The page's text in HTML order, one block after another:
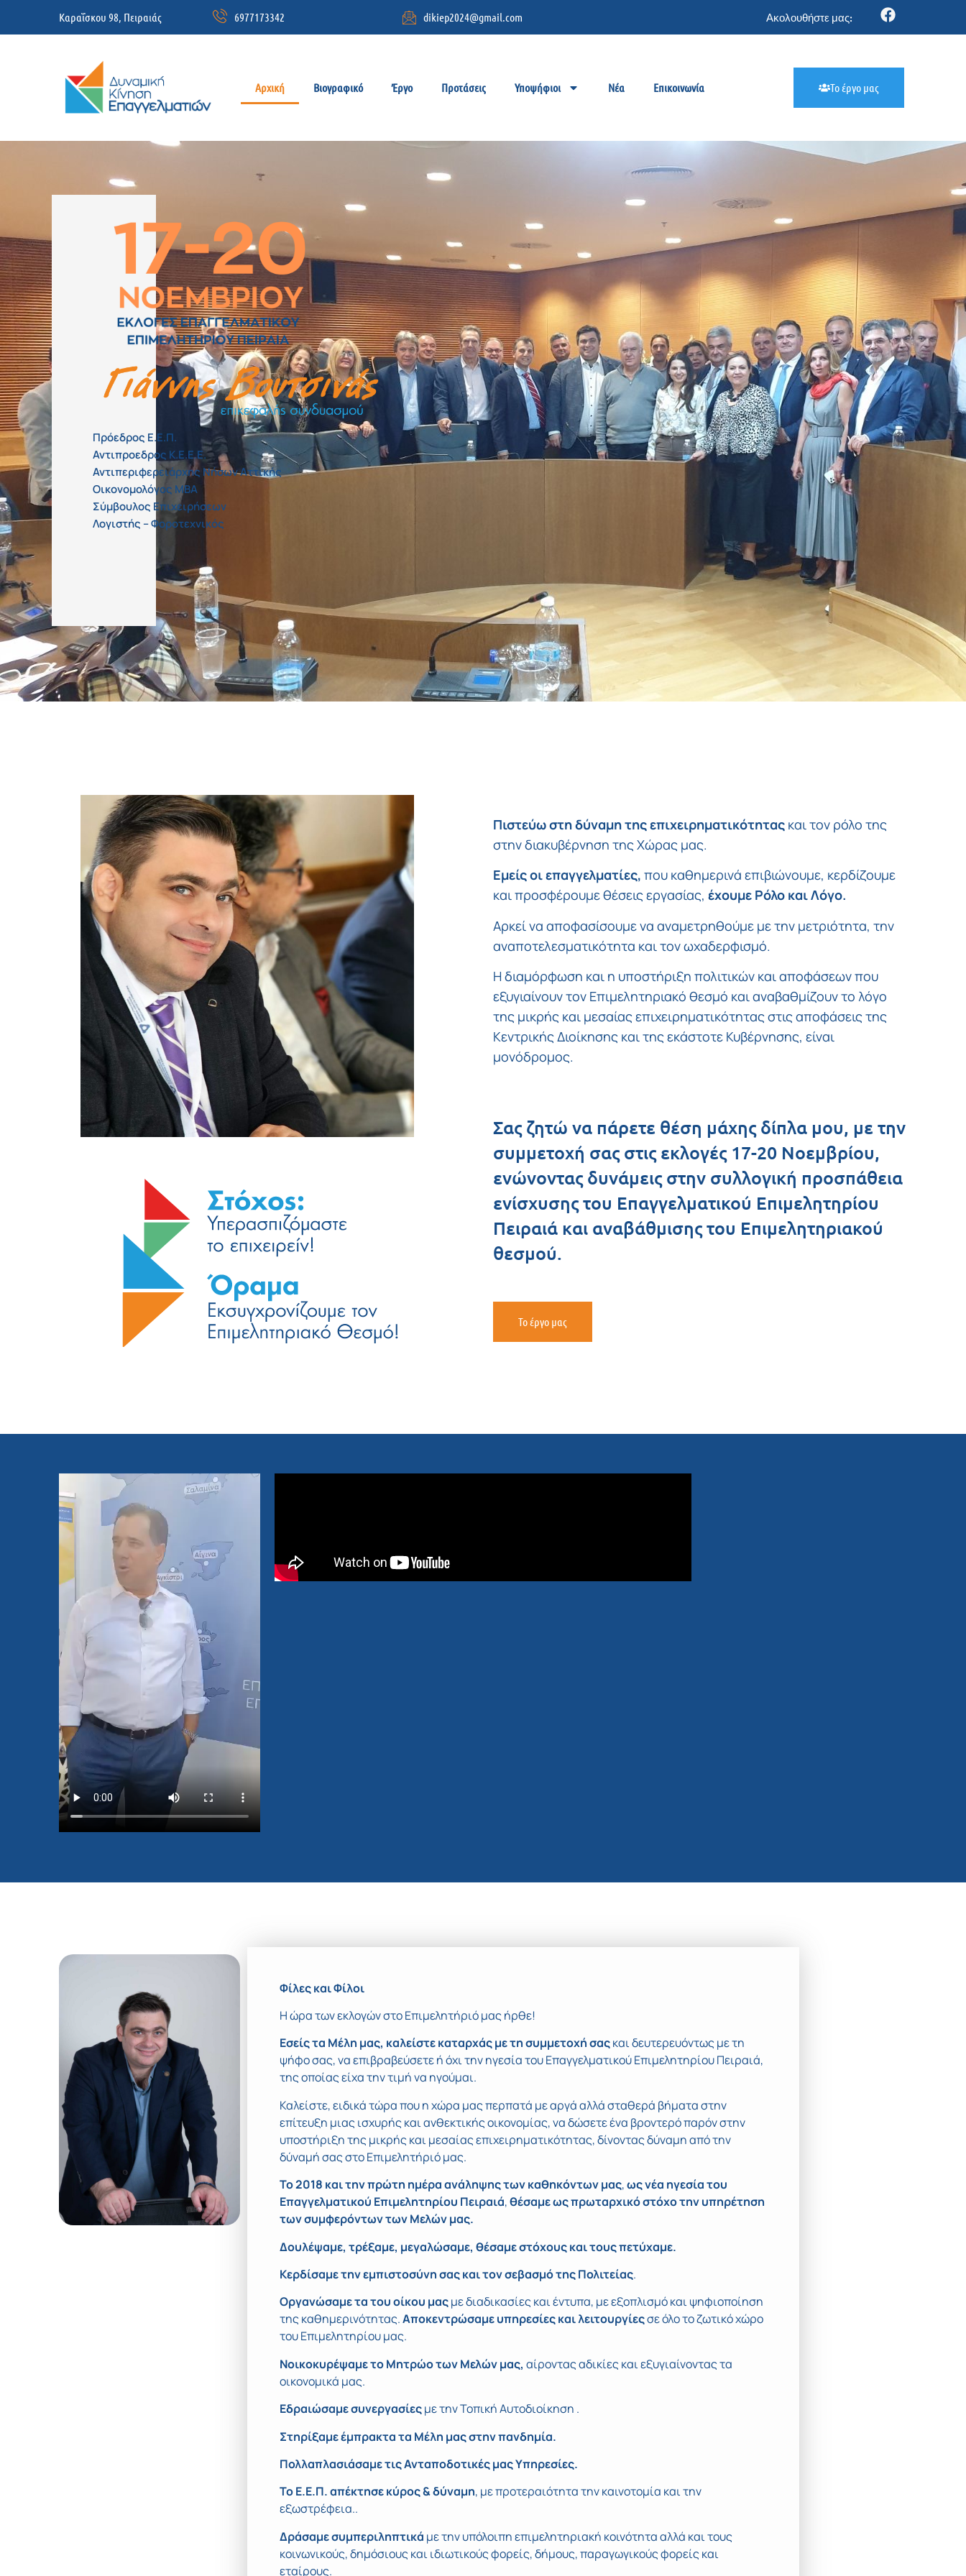
Καραΐσκου 98, Πειραιάς 6977173342 dikiep2024@gmail.com Ακολουθήστε μας:
Αρχική Βιογραφικό Έργο Προτάσεις Υποψήφιοι Νέα Επικοινωνία Το έργο μας
Πρόεδρος Ε.Ε.Π.
Αντιπροεδρος Κ.Ε.Ε.Ε.
Αντιπεριφερειάρχης Νήσων Αττικής
Οικονομολόγος MBA
Σύμβουλος Επιχειρήσεων
Λογιστής – Φοροτεχνικός
Πιστεύω στη δύναμη της επιχειρηματικότητας και τον ρόλο της
στην διακυβέρνηση της Χώρας μας.
Εμείς οι επαγγελματίες, που καθημερινά επιβιώνουμε, κερδίζουμε
και προσφέρουμε θέσεις εργασίας, έχουμε Ρόλο και Λόγο.
Αρκεί να αποφασίσουμε να αναμετρηθούμε με την μετριότητα, την
αναποτελεσματικότητα και τον ωχαδερφισμό.
Η διαμόρφωση και η υποστήριξη πολιτικών και αποφάσεων που
εξυγιαίνουν τον Επιμελητηριακό θεσμό και αναβαθμίζουν το λόγο
της μικρής και μεσαίας επιχειρηματικότητας στις αποφάσεις της
Κεντρικής Διοίκησης και της εκάστοτε Κυβέρνησης, είναι
μονόδρομος.
Σας ζητώ να πάρετε θέση μάχης δίπλα μου, με την
συμμετοχή σας στις εκλογές 17-20 Νοεμβρίου,
ενώνοντας δυνάμεις στην συλλογική προσπάθεια
ενίσχυσης του Επαγγελματικού Επιμελητηρίου
Πειραιά και αναβάθμισης του Επιμελητηριακού
θεσμού.
Το έργο μας
Φίλες και Φίλοι
Η ώρα των εκλογών στο Επιμελητήριό μας ήρθε!
Εσείς τα Μέλη μας, καλείστε καταρχάς με τη συμμετοχήσαςκαι δευτερευόντως με τη
ψήφο σας, να επιβραβεύσετε ή όχι την ηγεσία του Επαγγελματικού Επιμελητηρίου Πειραιά,
της οποίας είχα την τιμή να ηγούμαι.
Καλείστε, ειδικά τώρα που η χώρα μας περπατά με αργά αλλά σταθερά βήματα στην
επίτευξη μιας ισχυρής και ανθεκτικής οικονομίας, να δώσετε ένα βροντερό παρόν στην
υποστήριξη της μικρής και μεσαίας επιχειρηματικότητας, δίνοντας δύναμη από την
δύναμή σας στο Επιμελητήριό μας.
Το 2018 και την πρώτη ημέρα ανάληψης των καθηκόντων μας,ως νέα ηγεσία του
Επαγγελματικού Επιμελητηρίου Πειραιά,θέσαμε ως πρωταρχικό στόχο την υπηρέτηση
των συμφερόντων των Μελών μας.
Δουλέψαμε, τρέξαμε, μεγαλώσαμε, θέσαμε στόχους και τους πετύχαμε.
Κερδίσαμε την εμπιστοσύνη σας και τον σεβασμό της Πολιτείας.
Οργανώσαμε τα του οίκου μαςμε διαδικασίες και έντυπα, με εξοπλισμό και ψηφιοποίηση
της καθημερινότητας.Αποκεντρώσαμε υπηρεσίες και λειτουργίεςσε όλο το ζωτικό χώρο
του Επιμελητηρίου μας.
Νοικοκυρέψαμε το Μητρώο των Μελών μας, αίροντας αδικίες και εξυγιαίνοντας τα
οικονομικά μας.
Εδραιώσαμε συνεργασίεςμε την Τοπική Αυτοδιοίκηση .
Στηρίξαμε έμπρακτα τα Μέλη μας στην πανδημία.
Πολλαπλασιάσαμε τις Ανταποδοτικές μας Υπηρεσίες.
Το Ε.Ε.Π. απέκτησε κύρος & δύναμη, με προτεραιότητα την καινοτομία και την
εξωστρέφεια..
Δράσαμε συμπεριληπτικά με την υπόλοιπη επιμελητηριακή κοινότητα αλλά και τους
κοινωνικούς, δημόσιους και ιδιωτικούς φορείς, δήμους, παραγωγικούς φορείς και
εταίρους.